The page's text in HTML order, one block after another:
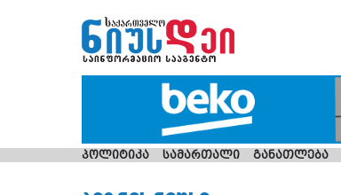
პოლიტიკა სამართალი განათლება